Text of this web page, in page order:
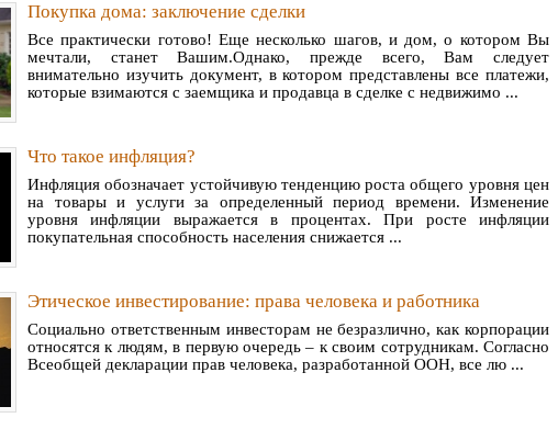
Покупка дома: заключение сделки
Все практически готово! Еще несколько шагов, и дом, о котором Вы
мечтали, станет Вашим.Однако, прежде всего, Вам следует
внимательно изучить документ, в котором представлены все платежи,
которые взимаются с заемщика и продавца в сделке с недвижимо ...
Что такое инфляция?
Инфляция обозначает устойчивую тенденцию роста общего уровня цен
на товары и услуги за определенный период времени. Изменение
уровня инфляции выражается в процентах. При росте инфляции
покупательная способность населения снижается ...
Этическое инвестирование: права человека и работника
Социально ответственным инвесторам не безразлично, как корпорации
относятся к людям, в первую очередь – к своим сотрудникам. Согласно
Всеобщей декларации прав человека, разработанной ООН, все лю ...